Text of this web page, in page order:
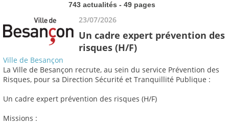
743 actualités - 49 pages
23/07/2026
Un cadre expert prévention des
risques (H/F)
Ville de Besançon
La Ville de Besançon recrute, au sein du service Prévention des
Risques, pour sa Direction Sécurité et Tranquillité Publique :
Un cadre expert prévention des risques (H/F)
Missions :